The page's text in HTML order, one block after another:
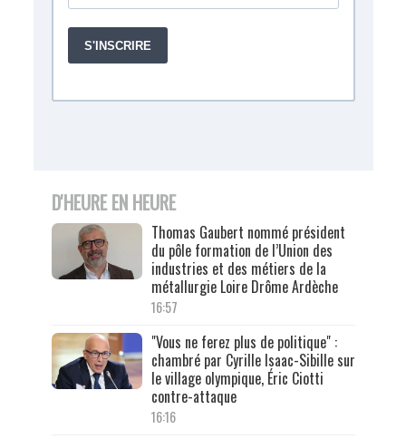
D'HEURE EN HEURE
Thomas Gaubert nommé président
du pôle formation de l’Union des
industries et des métiers de la
métallurgie Loire Drôme Ardèche
16:57
"Vous ne ferez plus de politique" :
chambré par Cyrille Isaac-Sibille sur
le village olympique, Éric Ciotti
contre-attaque
16:16